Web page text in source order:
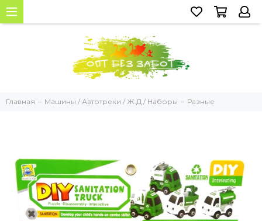
Главная Машины / Автотреки / Ж.Д / Наборы Разные